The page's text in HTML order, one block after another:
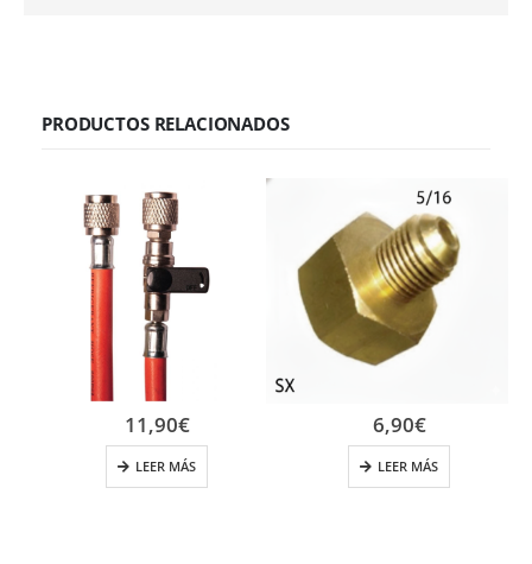
PRODUCTOS RELACIONADOS
11,90€
LEER MÁS
6,90€
LEER MÁS